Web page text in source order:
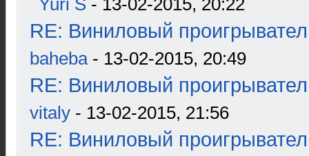
Yuri S - 13-02-2015, 20:22
RE: Виниловый
baheba- 13-02-2015, 20:49
RE: Виниловый
vitaly - 13-02-2015, 21:56
RE: Виниловый